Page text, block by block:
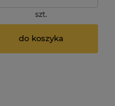
szt.
do koszyka